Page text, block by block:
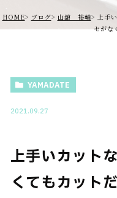
HOME ブログ 山舘 裕輔
上手
セがな
YAMADATE
2021.09.27
上手いカット
くてもカット